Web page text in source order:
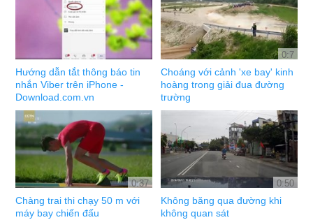
Hướng dẫn tắt thông báo tin
nhắn Viber trên iPhone -
Download.com.vn
0:7
Choáng với cảnh 'xe bay' kinh
hoàng trong giải đua đường
trường
0:37
Chàng trai thi chạy 50 m với
máy bay chiến đấu
0:50
Không băng qua đường khi
không quan sát